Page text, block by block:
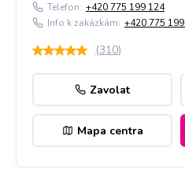
Telefon: +420 775 199 124
Info k zakázkám: +420 775
(310)
Zavolat
Mapa centra